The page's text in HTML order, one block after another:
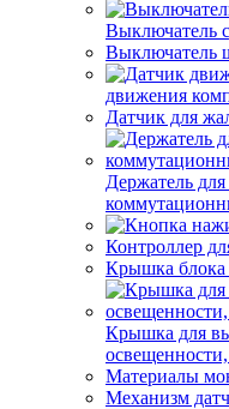
Выключатель
Выключатель
движения
Датчик для
Держатель
Контроллер
Крышка блока
Крышка для
Материалы
Механизм